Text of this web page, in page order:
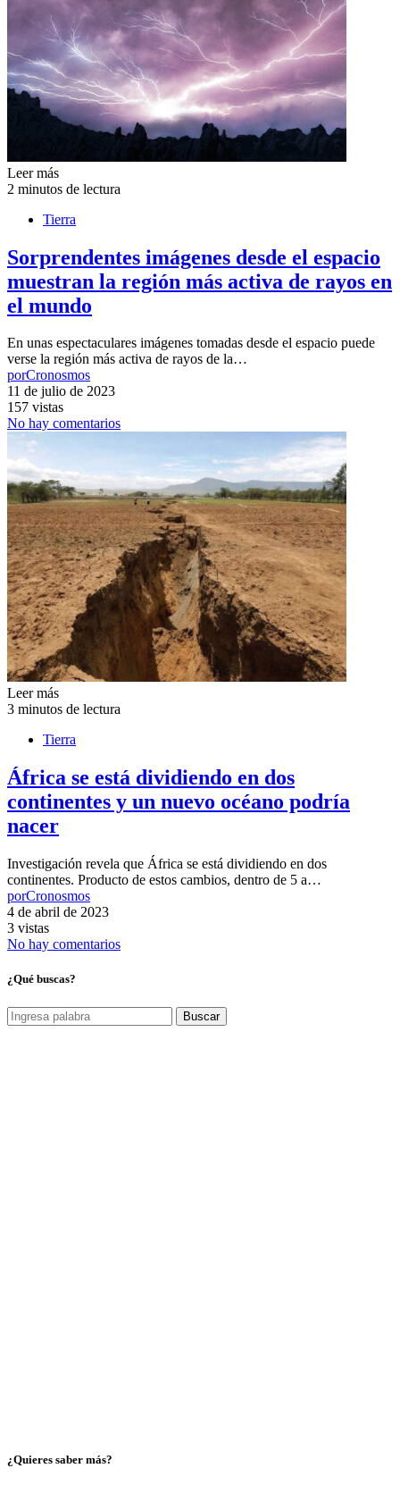
Leer más
2 minutos de lectura
Tierra
Sorprendentes imágenes desde el espacio
muestran la región más activa de rayos en
el mundo
En unas espectaculares imágenes tomadas desde el espacio puede
verse la región más activa de rayos de la…
porCronosmos
11 de julio de 2023
157 vistas
No hay comentarios
Leer más
3 minutos de lectura
Tierra
África se está dividiendo en dos
continentes y un nuevo océano podría
nacer
Investigación revela que África se está dividiendo en dos
continentes. Producto de estos cambios, dentro de 5 a…
porCronosmos
4 de abril de 2023
3 vistas
No hay comentarios
¿Qué buscas?
Buscar
¿Quieres saber más?